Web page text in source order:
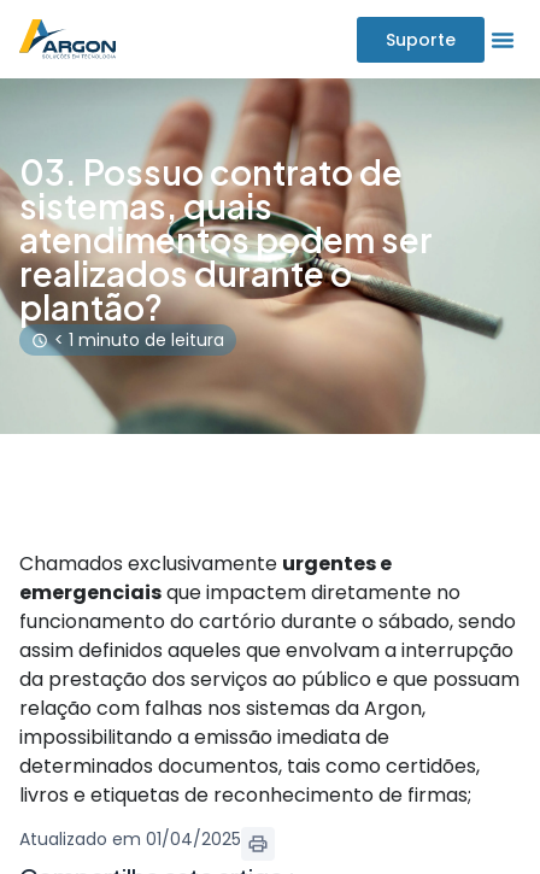
Suporte
03. Possuo contrato de
sistemas, quais
atendimentos podem ser
realizados durante o
plantão?
< 1 minuto de leitura
Chamados exclusivamente urgentes e
emergenciaisque impactem diretamente no
funcionamento do cartório durante o sábado, sendo
assim definidos aqueles que envolvam a interrupção
da prestação dos serviços ao público e que possuam
relação com falhas nos sistemas da Argon,
impossibilitando a emissão imediata de
determinados documentos, tais como certidões,
livros e etiquetas de reconhecimento de firmas;
Atualizado em 01/04/2025